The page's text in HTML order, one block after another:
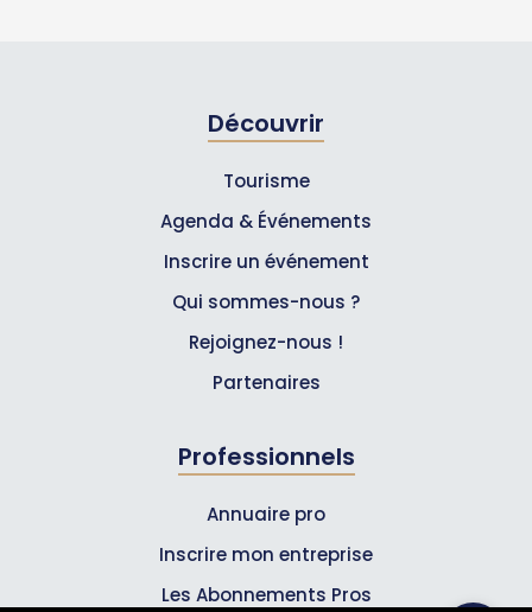
Découvrir
Tourisme
Agenda & Événements
Inscrire un événement
Qui sommes-nous ?
Rejoignez-nous !
Partenaires
Professionnels
Annuaire pro
Inscrire mon entreprise
Les Abonnements Pros